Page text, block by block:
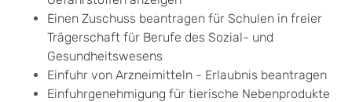
Einen Zuschuss beantragen für Schulen in freier
Trägerschaft für Berufe des Sozial- und
Gesundheitswesens
Einfuhr von Arzneimitteln - Erlaubnis beantragen
Einfuhrgenehmigung für tierische Nebenprodukte